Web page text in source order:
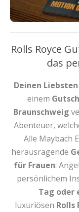
Rolls Royce
das
Deinen
einem
Braunschweig
Abenteuer,
Alle Maybach
herausragende
für Frauen:
persönlichem
Tag oder
luxuriösen Rolls